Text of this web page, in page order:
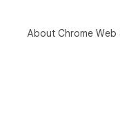
About Chrome Web